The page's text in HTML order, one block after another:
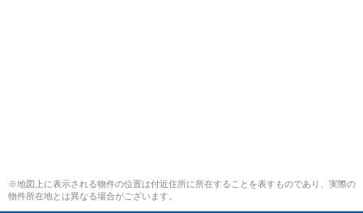
※地図上に表示される物件の位置は付近住所に所在することを表すものであり、実際の
物件所在地とは異なる場合がございます。